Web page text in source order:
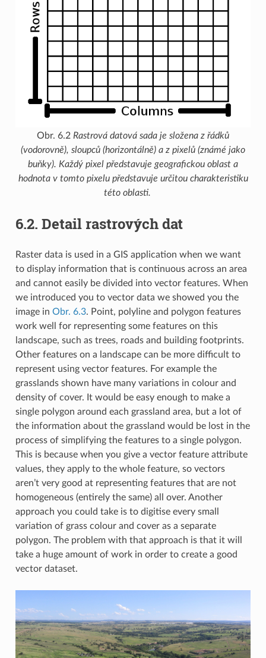
Obr. 6.2 Rastrová datová sada je složena z řádků
(vodorovně), sloupců (horizontálně) a z pixelů (známé jako
buňky). Každý pixel představuje geografickou oblast a
hodnota v tomto pixelu představuje určitou charakteristiku
této oblasti.
6.2. Detail rastrových dat
Raster data is used in a GIS application when we want
to display information that is continuous across an area
and cannot easily be divided into vector features. When
we introduced you to vector data we showed you the
image in Obr. 6.3. Point, polyline and polygon features
work well for representing some features on this
landscape, such as trees, roads and building footprints.
Other features on a landscape can be more difficult to
represent using vector features. For example the
grasslands shown have many variations in colour and
density of cover. It would be easy enough to make a
single polygon around each grassland area, but a lot of
the information about the grassland would be lost in the
process of simplifying the features to a single polygon.
This is because when you give a vector feature attribute
values, they apply to the whole feature, so vectors
aren’t very good at representing features that are not
homogeneous (entirely the same) all over. Another
approach you could take is to digitise every small
variation of grass colour and cover as a separate
polygon. The problem with that approach is that it will
take a huge amount of work in order to create a good
vector dataset.